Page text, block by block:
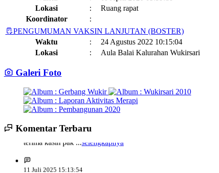
Sumber Hayati dan Non Hayati 10 November 2021
Kronologi Erupsi Merapi tanggal 5 November 2010
Kegiatan Positif Di Bulan Puasa, Karang Taruna Wukirsari Berbagi
Takjil Kepada Para Pengendara
Lokasi
:
Ruang rapat
Koordinator
:
PENGUMUMAN VAKSIN LANJUTAN (BOSTER)
Waktu
:
24 Agustus 2022 10:15:04
Lokasi
:
Aula Balai Kalurahan Wukirsari
Jadwal dan Agenda Sisir Adminduk Kalurahan Wukirsari
Waktu
:
03 Februari 2023 08:44:13
Lokasi
:
Sisir Adminduk Kalurahan Wukirsari, Kapanewon Cangkringan
:
02 Mei 2024 10:24:40
Koordinator
Galeri Foto
Komentar Terbaru
14 Juli 2025 14:17:22
terima kasih pak ...selengkapnya
11 Juli 2025 15:13:54
semangat mbak ziaaaaaa...